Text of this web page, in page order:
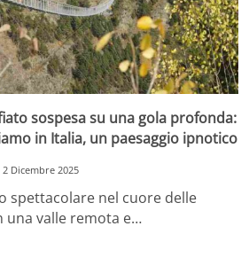
sospesa su una gola profonda:
in Italia, un paesaggio ipnotico
2 Dicembre 2025
spettacolare nel cuore delle
una valle remota e…